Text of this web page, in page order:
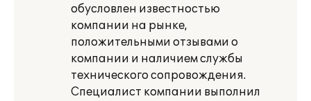
обусловлен известностью
компании на рынке,
положительными отзывами о
компании и наличием службы
технического сопровождения.
Специалист компании выполнил